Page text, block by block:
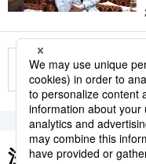
注目のキーワ